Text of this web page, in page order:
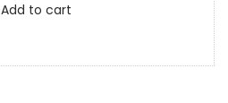
Add to cart